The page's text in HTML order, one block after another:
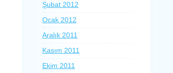
Şubat 2012
Ocak 2012
Aralık 2011
Kasım 2011
Ekim 2011